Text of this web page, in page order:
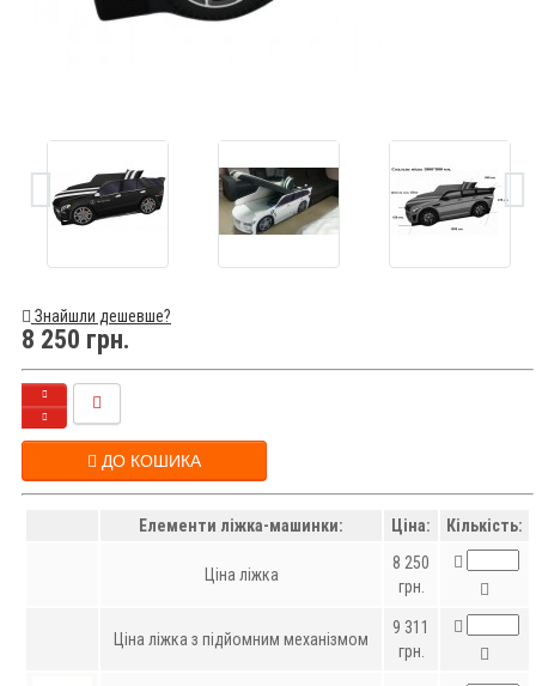
Знайшли дешевше?
8 250 грн.
ДО КОШИКА
Елементи ліжка-машинки: Ціна: Кількість:
Ціна ліжка
8 250
грн.
Ціна ліжка з підйомним механізмом
9 311
грн.